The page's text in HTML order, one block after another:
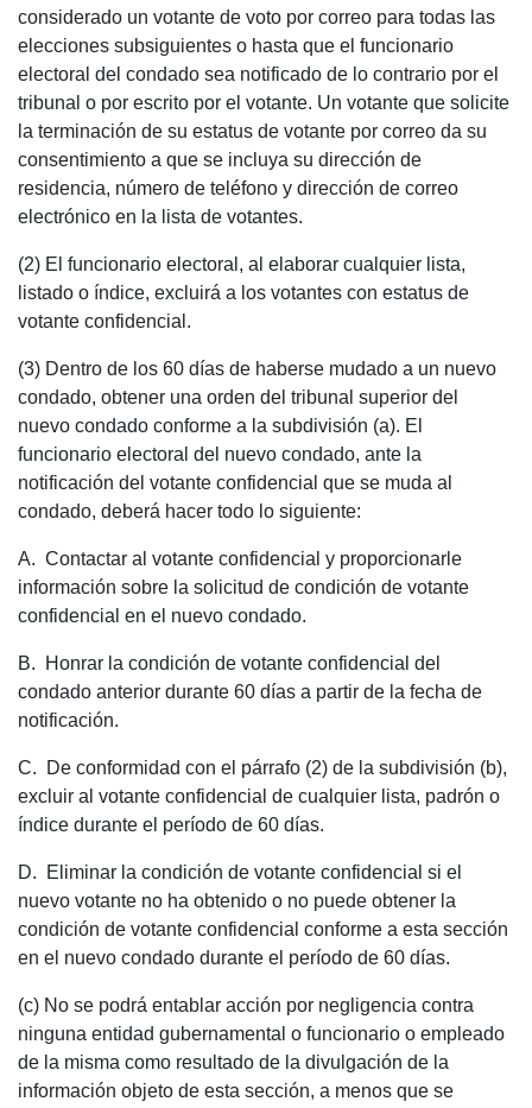
considerado un votante de voto por correo para todas las
elecciones subsiguientes o hasta que el funcionario
electoral del condado sea notificado de lo contrario por el
tribunal o por escrito por el votante. Un votante que solicite
la terminación de su estatus de votante por correo da su
consentimiento a que se incluya su dirección de
residencia, número de teléfono y dirección de correo
electrónico en la lista de votantes.
(2) El funcionario electoral, al elaborar cualquier lista,
listado o índice, excluirá a los votantes con estatus de
votante confidencial.
(3) Dentro de los 60 días de haberse mudado a un nuevo
condado, obtener una orden del tribunal superior del
nuevo condado conforme a la subdivisión (a). El
funcionario electoral del nuevo condado, ante la
notificación del votante confidencial que se muda al
condado, deberá hacer todo lo siguiente:
A. Contactar al votante confidencial y proporcionarle
información sobre la solicitud de condición de votante
confidencial en el nuevo condado.
B. Honrar la condición de votante confidencial del
condado anterior durante 60 días a partir de la fecha de
notificación.
C. De conformidad con el párrafo (2) de la subdivisión (b),
excluir al votante confidencial de cualquier lista, padrón o
índice durante el período de 60 días.
D. Eliminar la condición de votante confidencial si el
nuevo votante no ha obtenido o no puede obtener la
condición de votante confidencial conforme a esta sección
en el nuevo condado durante el período de 60 días.
(c) No se podrá entablar acción por negligencia contra
ninguna entidad gubernamental o funcionario o empleado
de la misma como resultado de la divulgación de la
información objeto de esta sección, a menos que se